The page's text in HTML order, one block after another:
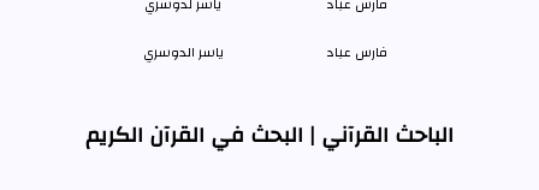
فارس عباد ياسر الدوسري
الباحث القرآني | البحث في القرآن الكريم